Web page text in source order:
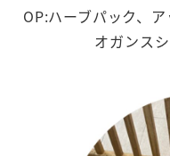
OP:ハーブパック、
オガンス